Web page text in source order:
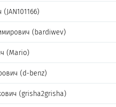
(bardiwev)
(Mario)
(d-benz)
(grisha2grisha)